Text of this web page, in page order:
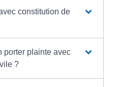
constitution de
porter plainte avec
?